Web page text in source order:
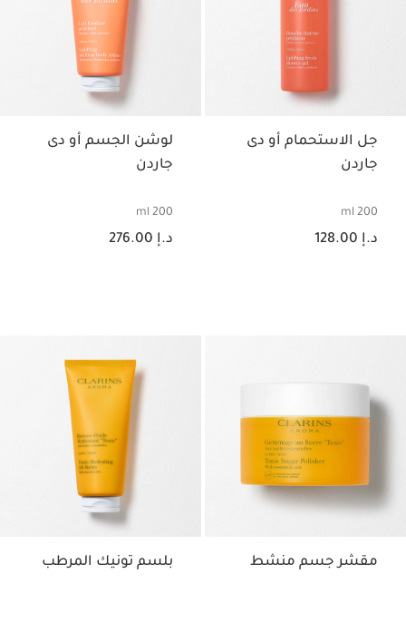
جل الاستحمام أو دى
جاردن
200 ml
السعر الحالي هو د.إ 128.00
د.إ 128.00
لوشن الجسم أو دى
جاردن
200 ml
السعر الحالي هو د.إ 276.00
د.إ 276.00
مقشر جسم منشط بلسم تونيك المرطب